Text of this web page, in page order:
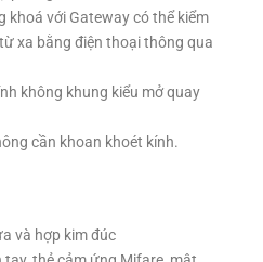
khoá với Gateway có thể kiểm
xa bằng điện thoại thông qua
không khung kiểu mở quay
cần khoan khoét kính.
và hợp kim đúc